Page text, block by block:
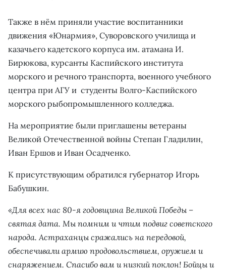
Также в нём приняли участие воспитанники
движения «Юнармия», Суворовского училища и
казачьего кадетского корпуса им. атамана И.
Бирюкова, курсанты Каспийского института
морского и речного транспорта, военного учебного
центра при АГУ и студенты Волго-Каспийского
морского рыбопромышленного колледжа.
На мероприятие были приглашены ветераны
Великой Отечественной войны Степан Гладилин,
Иван Ершов и Иван Осадченко.
К присутствующим обратился губернатор Игорь
Бабушкин.
«Для всех нас 80-я годовщина Великой Победы –
святая дата. Мы помним и чтим подвиг советского
народа. Астраханцы сражались на передовой,
обеспечивали армию продовольствием, оружием и
снаряжением. Спасибо вам и низкий поклон! Бойцы и